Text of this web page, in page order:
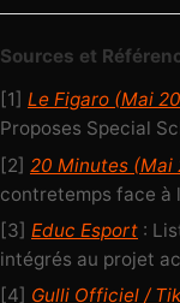
Sources et
[1] Le Figaro (Mai
Proposes Special
[2] 20 Minutes (Mai
contretemps face à
[3] Educ Esport :
intégrés au projet
[4] Gulli Officiel /